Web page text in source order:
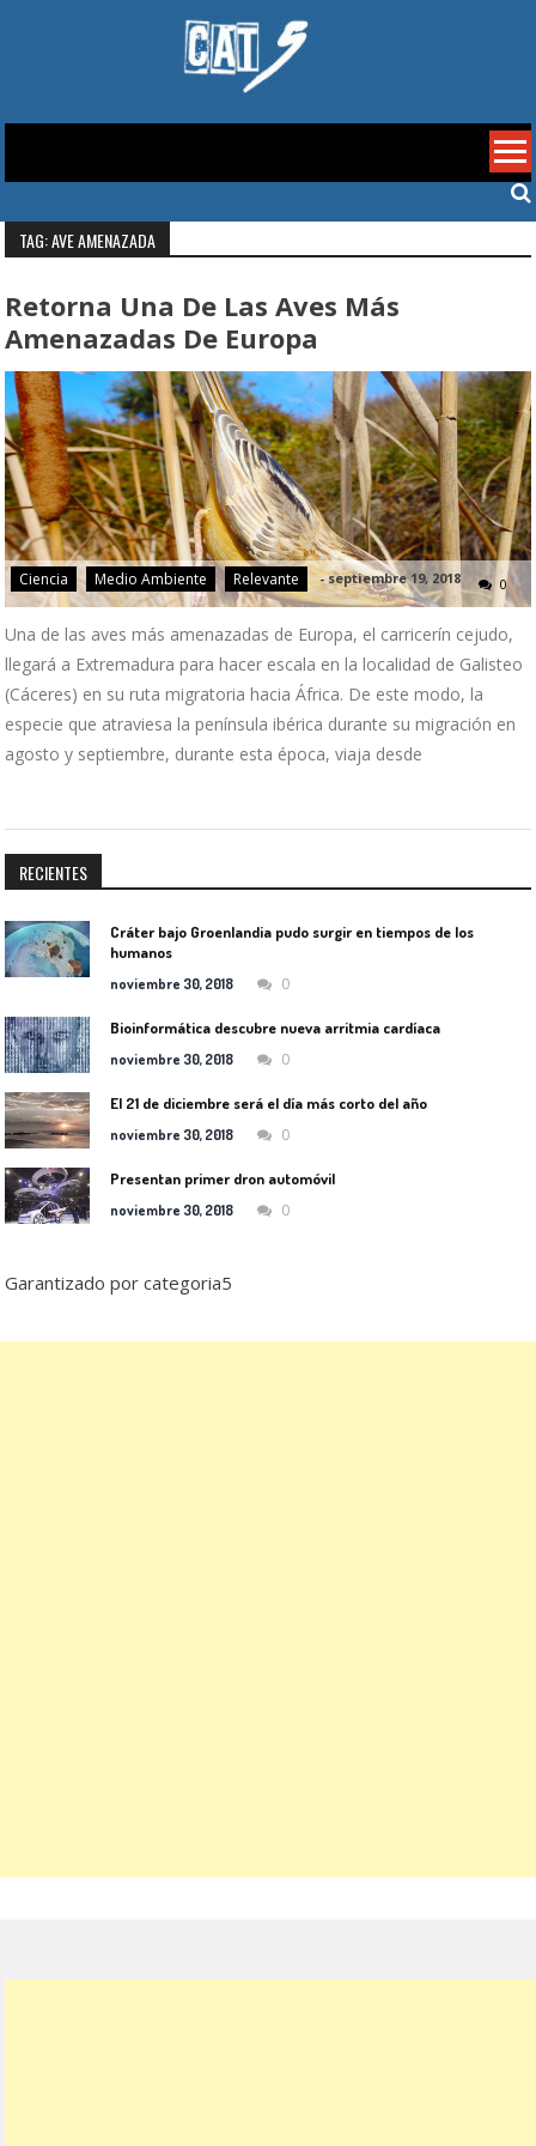
Cat 5
TAG: AVE AMENAZADA
Retorna Una De Las Aves Más
Amenazadas De Europa
Ciencia Medio Ambiente Relevante -septiembre 19, 2018 0
Una de las aves más amenazadas de Europa, el carricerín cejudo,
llegará a Extremadura para hacer escala en la localidad de Galisteo
(Cáceres) en su ruta migratoria hacia África. De este modo, la
especie que atraviesa la península ibérica durante su migración en
agosto y septiembre, durante esta época, viaja desde
RECIENTES
Cráter bajo Groenlandia pudo surgir en tiempos de los
humanos
noviembre 30, 2018 0
Bioinformática descubre nueva arritmia cardíaca
noviembre 30, 2018 0
El 21 de diciembre será el día más corto del año
noviembre 30, 2018 0
Presentan primer dron automóvil
noviembre 30, 2018 0
Garantizado por categoria5